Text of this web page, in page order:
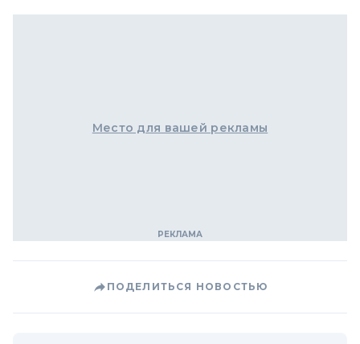
Место для вашей рекламы
ПОДЕЛИТЬСЯ НОВОСТЬЮ